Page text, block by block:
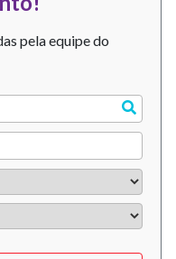
pela equipe do